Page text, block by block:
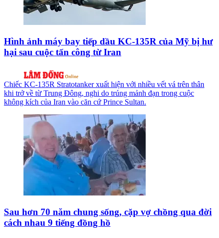
Hình ảnh máy bay tiếp dầu KC-135R của Mỹ bị hư
hại sau cuộc tấn công từ Iran
Chiếc KC-135R Stratotanker xuất hiện với nhiều vết vá trên thân
khi trở về từ Trung Đông, nghi do trúng mảnh đạn trong cuộc
không kích của Iran vào căn cứ Prince Sultan.
Sau hơn 70 năm chung sống, cặp vợ chồng qua đời
cách nhau 9 tiếng đồng hồ